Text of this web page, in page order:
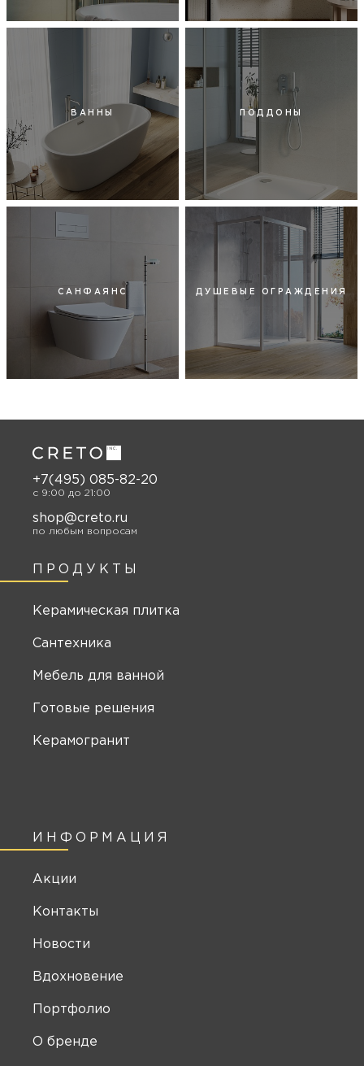
ВАННЫ ПОДДОНЫ
САНФАЯНС ДУШЕВЫЕ ОГРАЖДЕНИЯ
ИНФОРМАЦИЯ
Акции
Контакты
Новости
Вдохновение
Портфолио
О бренде
ПРОДУКТЫ
Керамическая плитка
Сантехника
Мебель для ванной
Готовые решения
Керамогранит
+7(495) 085-82-20
c 9:00 до 21:00
shop@creto.ru
по любым вопросам